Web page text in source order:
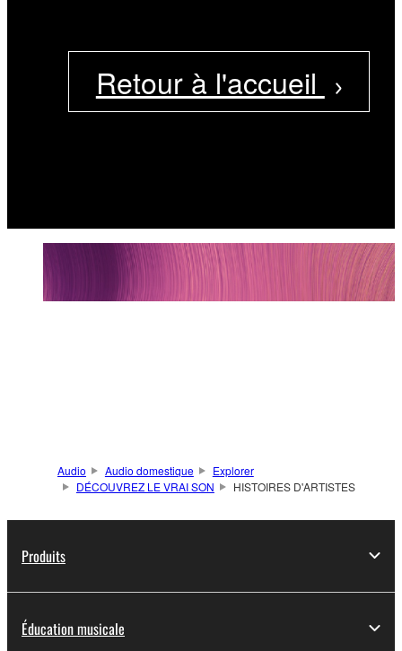
Retour à l'accueil
Audio Audio domestique
Explorer
DÉCOUVREZ LE VRAI SON
HISTOIRES D'ARTISTES
Produits
Éducation musicale